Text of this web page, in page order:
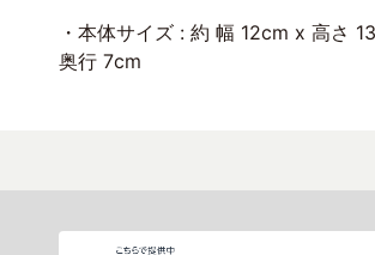
・本体サイズ : 約 幅 12cm x 高さ
奥行 7cm